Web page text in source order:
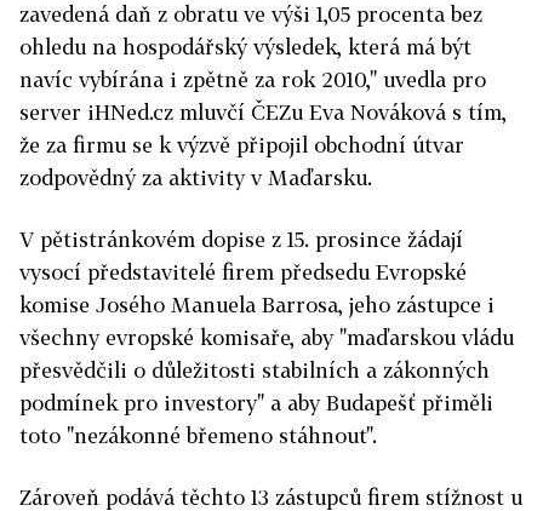
zavedená daň z obratu ve výši 1,05 procenta bez
ohledu na hospodářský výsledek, která má být
navíc vybírána i zpětně za rok 2010," uvedla pro
server iHNed.cz mluvčí ČEZu Eva Nováková s tím,
že za firmu se k výzvě připojil obchodní útvar
zodpovědný za aktivity v Maďarsku.
V pětistránkovém dopise z 15. prosince žádají
vysocí představitelé firem předsedu Evropské
komise Josého Manuela Barrosa, jeho zástupce i
všechny evropské komisaře, aby "maďarskou vládu
přesvědčili o důležitosti stabilních a zákonných
podmínek pro investory" a aby Budapešť přiměli
toto "nezákonné břemeno stáhnout".
Zároveň podává těchto 13 zástupců firem stížnost u